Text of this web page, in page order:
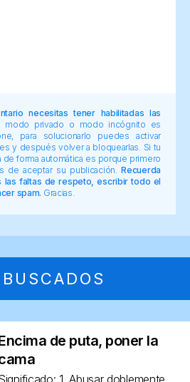
necesitas tener habilitadas las
modo privado o modo incógnito es
para solucionarlo puedes activar
y después volver a bloquearlas. Si tu
forma automática es porque primero
de aceptar su publicación.Recuerda
las faltas de respeto, escribir todo el
spam. Gracias.
de puta, poner la
1. Abusar doblemente